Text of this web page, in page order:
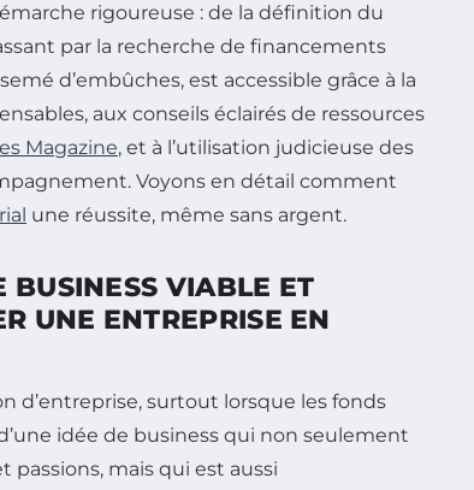
rigoureuse : de la définition du
par la recherche de financements
d’embûches, est accessible grâce à la
aux conseils éclairés de ressources
Magazine, et à l’utilisation judicieuse des
Voyons en détail comment
une réussite, même sans argent.
BUSINESS VIABLE ET
UNE ENTREPRISE EN
d’entreprise, surtout lorsque les fonds
idée de business qui non seulement
passions, mais qui est aussi